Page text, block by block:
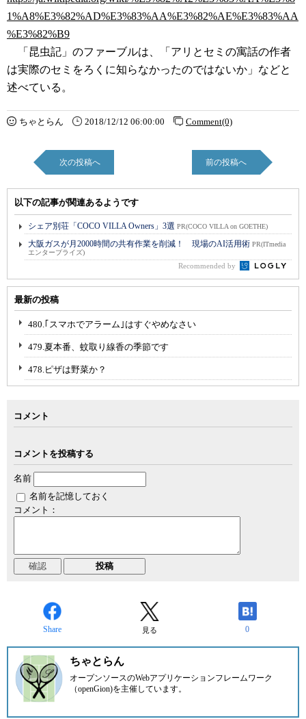
1%A8%E3%82%AD%E3%83%AA%E3%82%AE%E3%83%AA
%E3%82%B9
「昆虫記」のファーブルは、「アリとセミの寓話の作者
は実際のセミをろくに知らなかったのではないか」などと
述べている。
ちゃとらん 2018/12/12 06:00:00 Comment(0)
次の投稿へ 前の投稿へ
以下の記事が関連あるようです
シェア別荘「COCO VILLA Owners」3選 PR(COCO VILLA on GOETHE)
大阪ガスが月2000時間の共有作業を削減！ 現場のAI活用術 PR(ITmedia
エンタープライズ)
Recommended by
最新の投稿
480.｢スマホでアラーム｣はすぐやめなさい
479.夏本番、蚊取り線香の季節です
478.ピザは野菜か？
コメント
コメントを投稿する
名前
名前を記憶しておく
コメント：
Share 見る 0
ちゃとらん
オープンソースのWebアプリケーションフレームワーク
（openGion)を主催しています。